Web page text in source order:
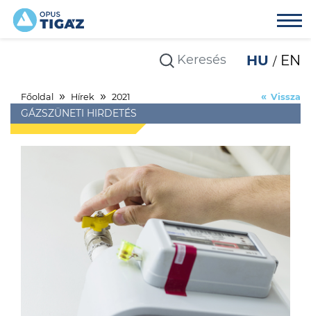
HU EN
Főoldal Hírek 2021
GÁZSZÜNETI HIRDETÉS
Vissza